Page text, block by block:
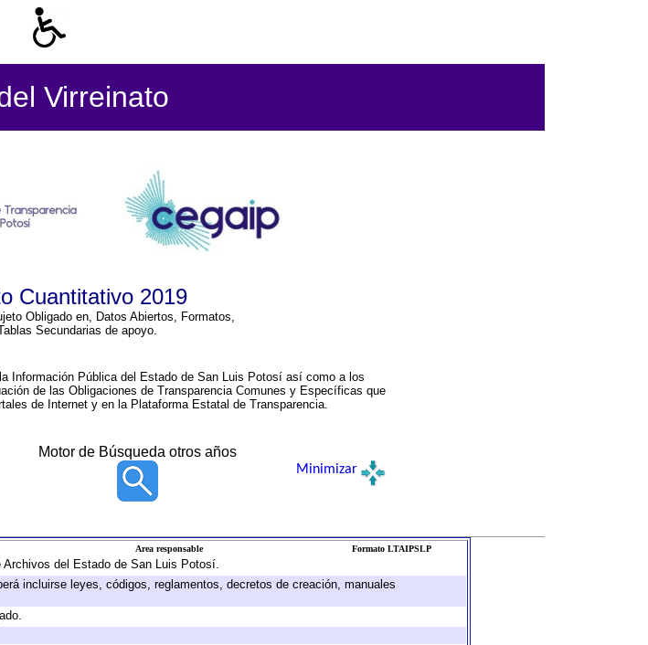
Virreinato
Cuantitativo 2019
Obligado en, Datos Abiertos, Formatos,
Secundarias de apoyo.
Información Pública del Estado de San Luis Potosí así como a los
de las Obligaciones de Transparencia Comunes y Específicas que
de Internet y en la Plataforma Estatal de Transparencia.
Motor de Búsqueda otros años
Minimizar
Area responsable Formato LTAIPSLP
del Estado de San Luis Potosí.
incluirse leyes, códigos, reglamentos, decretos de creación, manuales